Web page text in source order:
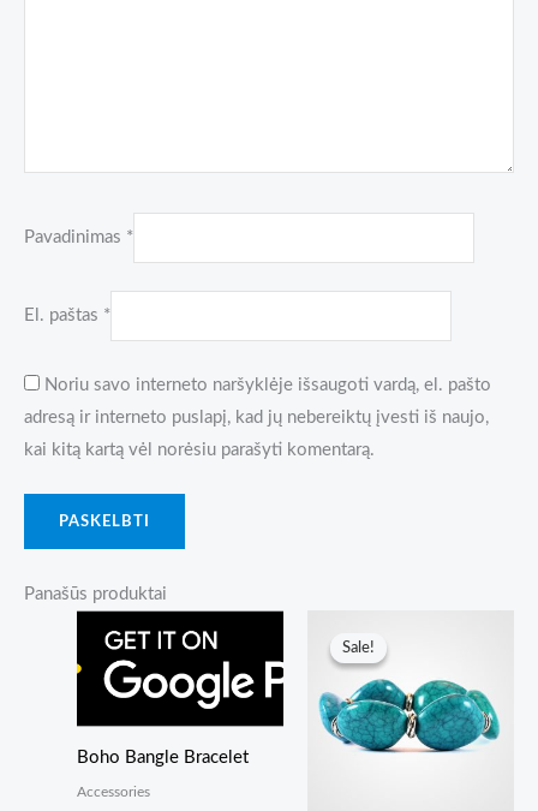
Pavadinimas *
El. paštas *
Noriu savo interneto naršyklėje išsaugoti vardą, el. pašto
adresą ir interneto puslapį, kad jų nebereiktų įvesti iš naujo,
kai kitą kartą vėl norėsiu parašyti komentarą.
Panašūs produktai
Boho Bangle Bracelet
Accessories
Sale!
Sale!